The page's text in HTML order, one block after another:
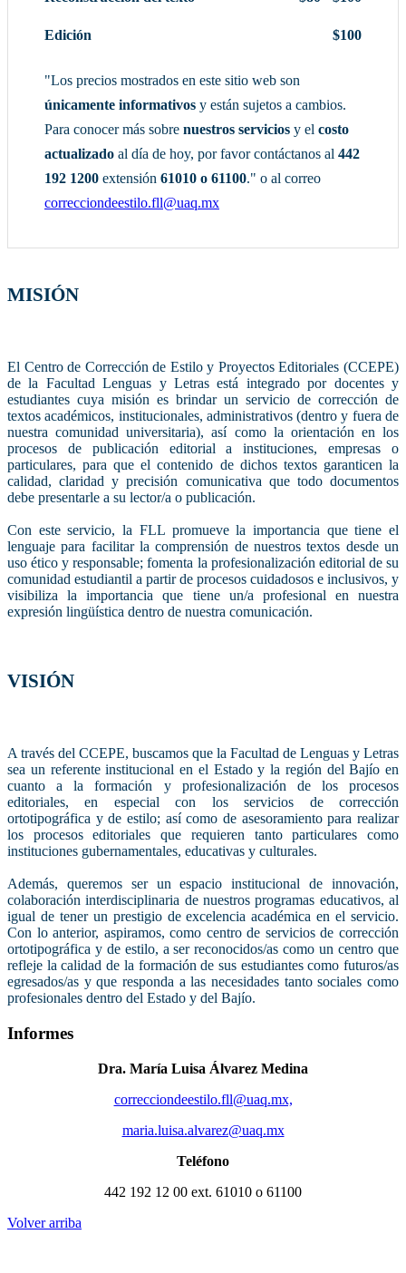
Edición $100
"Los precios mostrados en este sitio web son
únicamente informativos y están sujetos a cambios.
Para conocer más sobre nuestros servicios y el costo
actualizado al día de hoy, por favor contáctanos al 442
192 1200 extensión 61010 o 61100." o al correo
correcciondeestilo.fll@uaq.mx
MISIÓN
El Centro de Corrección de Estilo y Proyectos Editoriales (CCEPE)
de la Facultad Lenguas y Letras está integrado por docentes y
estudiantes cuya misión es brindar un servicio de corrección de
textos académicos, institucionales, administrativos (dentro y fuera de
nuestra comunidad universitaria), así como la orientación en los
procesos de publicación editorial a instituciones, empresas o
particulares, para que el contenido de dichos textos garanticen la
calidad, claridad y precisión comunicativa que todo documentos
debe presentarle a su lector/a o publicación.
Con este servicio, la FLL promueve la importancia que tiene el
lenguaje para facilitar la comprensión de nuestros textos desde un
uso ético y responsable; fomenta la profesionalización editorial de su
comunidad estudiantil a partir de procesos cuidadosos e inclusivos, y
visibiliza la importancia que tiene un/a profesional en nuestra
expresión lingüística dentro de nuestra comunicación.
VISIÓN
A través del CCEPE, buscamos que la Facultad de Lenguas y Letras
sea un referente institucional en el Estado y la región del Bajío en
cuanto a la formación y profesionalización de los procesos
editoriales, en especial con los servicios de corrección
ortotipográfica y de estilo; así como de asesoramiento para realizar
los procesos editoriales que requieren tanto particulares como
instituciones gubernamentales, educativas y culturales.
Además, queremos ser un espacio institucional de innovación,
colaboración interdisciplinaria de nuestros programas educativos, al
igual de tener un prestigio de excelencia académica en el servicio.
Con lo anterior, aspiramos, como centro de servicios de corrección
ortotipográfica y de estilo, a ser reconocidos/as como un centro que
refleje la calidad de la formación de sus estudiantes como futuros/as
egresados/as y que responda a las necesidades tanto sociales como
profesionales dentro del Estado y del Bajío.
Informes
Dra. María Luisa Álvarez Medina
correcciondeestilo.fll@uaq.mx,
maria.luisa.alvarez@uaq.mx
Teléfono
442 192 12 00 ext. 61010 o 61100
Volver arriba